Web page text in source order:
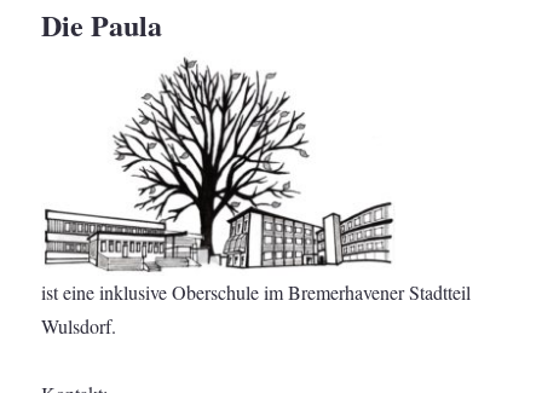
Die Paula
ist eine inklusive Oberschule im Bremerhavener Stadtteil
Wulsdorf.